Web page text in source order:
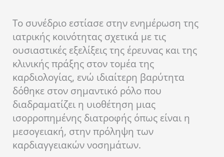
Το συνέδριο εστίασε στην ενημέρωση της
ιατρικής κοινότητας σχετικά με τις
ουσιαστικές εξελίξεις της έρευνας και της
κλινικής πράξης στον τομέα της
καρδιολογίας, ενώ ιδιαίτερη βαρύτητα
δόθηκε στον σημαντικό ρόλο που
διαδραματίζει η υιοθέτηση μιας
ισορροπημένης διατροφής όπως είναι η
μεσογειακή, στην πρόληψη των
καρδιαγγειακών νοσημάτων.